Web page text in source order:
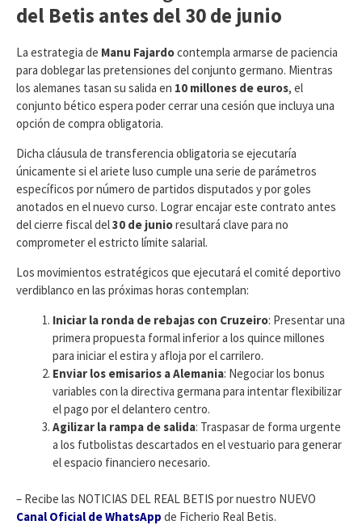
del Betis antes del 30 de junio
​La estrategia de Manu Fajardocontempla armarse de paciencia
para doblegar las pretensiones del conjunto germano. Mientras
los alemanes tasan su salida en 10 millones de euros, el
conjunto bético espera poder cerrar una cesión que incluya una
opción de compra obligatoria.
Dicha cláusula de transferencia obligatoria se ejecutaría
únicamente si el ariete luso cumple una serie de parámetros
específicos por número de partidos disputados y por goles
anotados en el nuevo curso. Lograr encajar este contrato antes
del cierre fiscal del30 de junioresultará clave para no
comprometer el estricto límite salarial.
​Los movimientos estratégicos que ejecutará el comité deportivo
verdiblanco en las próximas horas contemplan:
Iniciar la ronda de rebajas con Cruzeiro: Presentar una
primera propuesta formal inferior a los quince millones
para iniciar el estira y afloja por el carrilero.
Enviar los emisarios a Alemania: Negociar los bonus
variables con la directiva germana para intentar flexibilizar
el pago por el delantero centro.
Agilizar la rampa de salida: Traspasar de forma urgente
a los futbolistas descartados en el vestuario para generar
el espacio financiero necesario.
– Recibe las NOTICIAS DEL REAL BETIS por nuestro NUEVO
Canal Oficial de WhatsApp de Ficherio Real Betis.